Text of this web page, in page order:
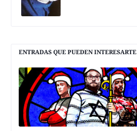
ENTRADAS QUE PUEDEN INTERESARTE